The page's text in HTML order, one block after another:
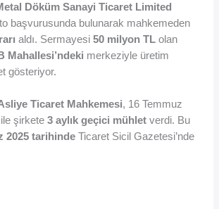
Döküm Sanayi Ticaret Limited
başvurusunda bulunarak mahkemeden
aldı. Sermayesi50 milyon TL olan
Mahallesi’ndeki merkeziyle üretim
gösteriyor.
Ticaret Mahkemesi, 16 Temmuz
ile şirkete3 aylık geçici mühlet verdi. Bu
2025 tarihinde Ticaret Sicil Gazetesi’nde